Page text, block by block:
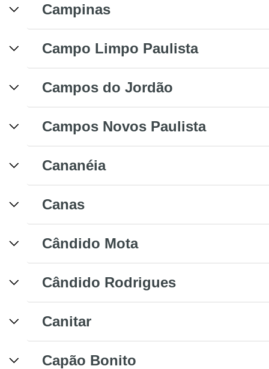
Campinas
Campo Limpo Paulista
Campos do Jordão
Campos Novos Paulista
Cananéia
Canas
Cândido Mota
Cândido Rodrigues
Canitar
Capão Bonito